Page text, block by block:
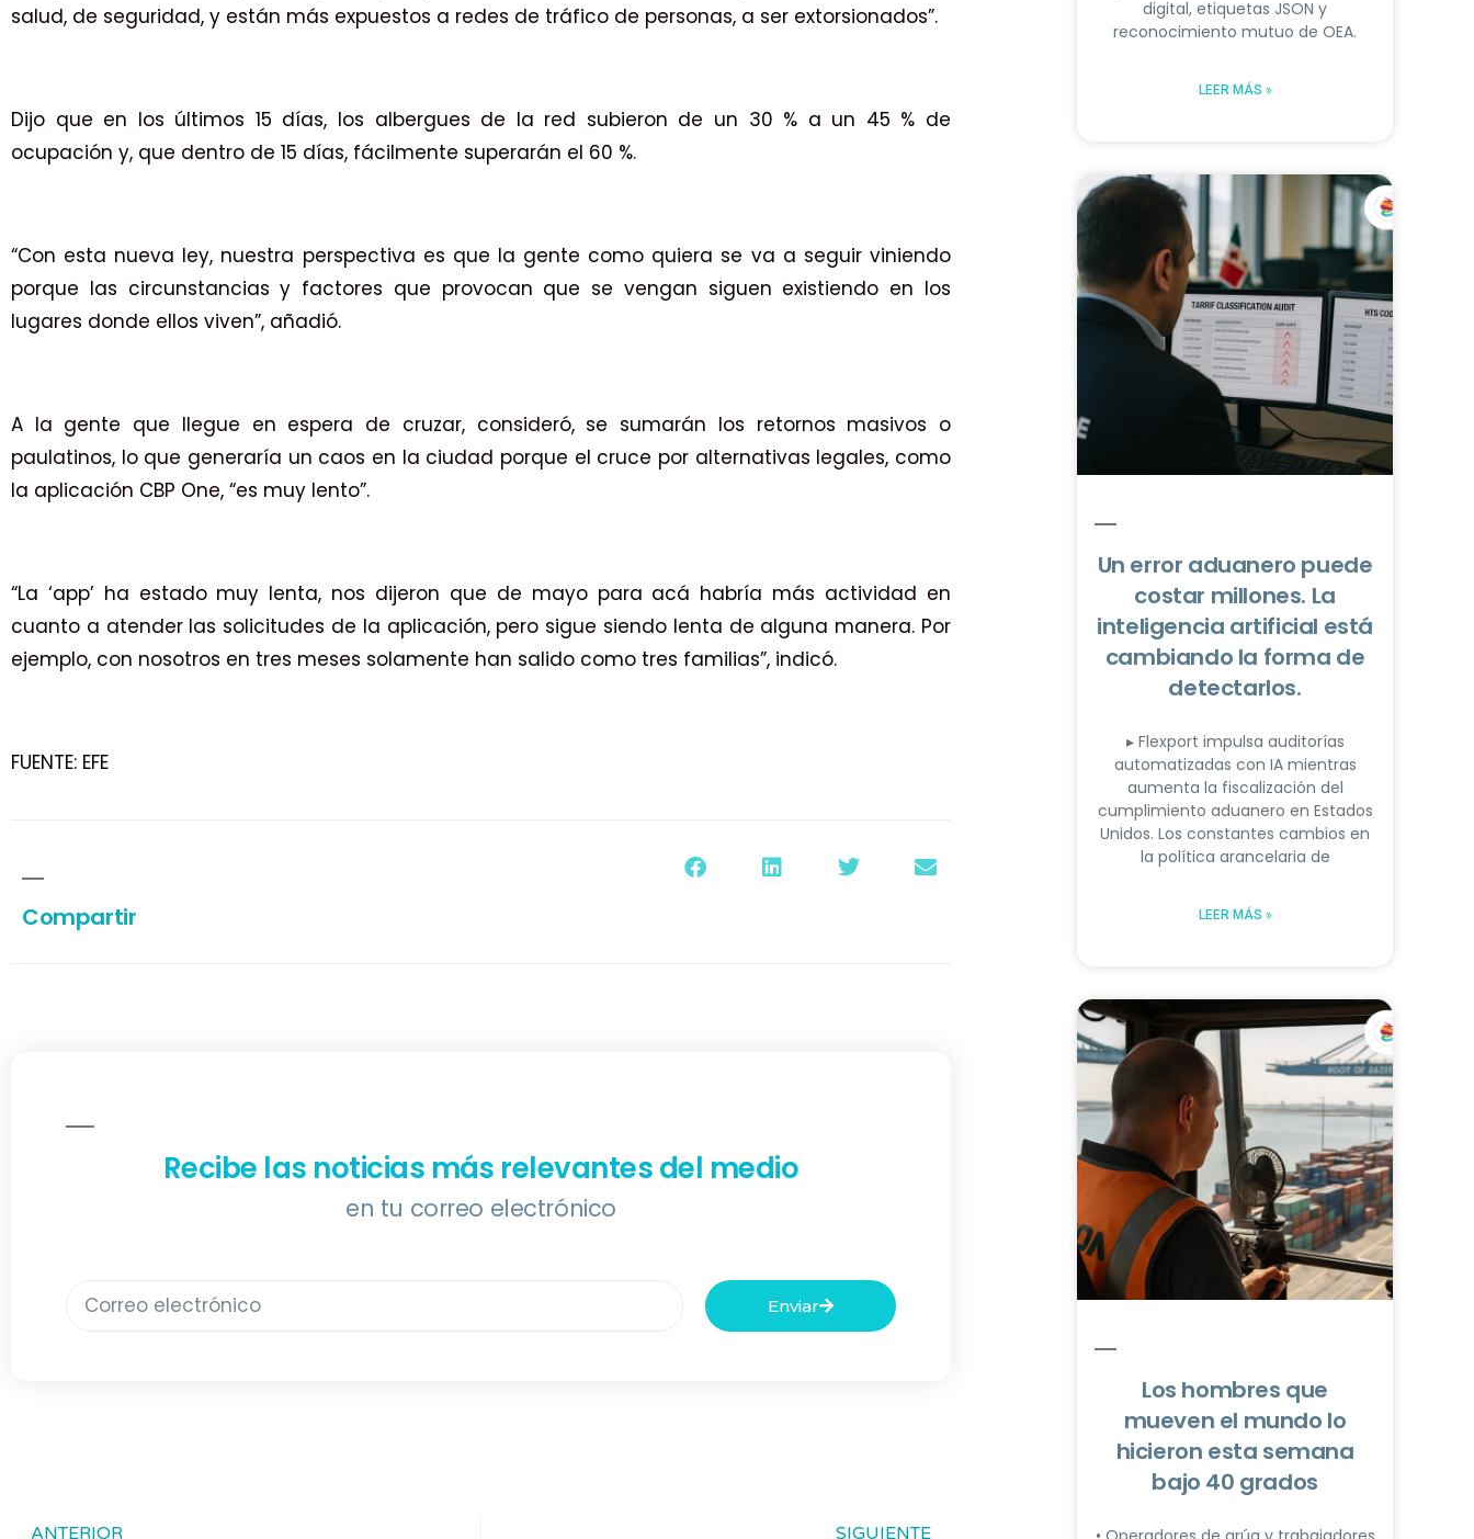
salud, de seguridad, y están más expuestos a redes de tráfico de personas, a ser extorsionados”.
Dijo que en los últimos 15 días, los albergues de la red subieron de un 30 % a un 45 % de
ocupación y, que dentro de 15 días, fácilmente superarán el 60 %.
“Con esta nueva ley, nuestra perspectiva es que la gente como quiera se va a seguir viniendo
porque las circunstancias y factores que provocan que se vengan siguen existiendo en los
lugares donde ellos viven”, añadió.
A la gente que llegue en espera de cruzar, consideró, se sumarán los retornos masivos o
paulatinos, lo que generaría un caos en la ciudad porque el cruce por alternativas legales, como
la aplicación CBP One, “es muy lento”.
“La ‘app’ ha estado muy lenta, nos dijeron que de mayo para acá habría más actividad en
cuanto a atender las solicitudes de la aplicación, pero sigue siendo lenta de alguna manera. Por
ejemplo, con nosotros en tres meses solamente han salido como tres familias”, indicó.
FUENTE: EFE
Compartir
Recibe las noticias más relevantes del medio
en tu correo electrónico
Enviar
ANTERIOR SIGUIENTE
digital, etiquetas JSON y
reconocimiento mutuo de OEA.
LEER MÁS »
Un error aduanero puede
costar millones. La
inteligencia artificial está
cambiando la forma de
detectarlos.
▸ Flexport impulsa auditorías
automatizadas con IA mientras
aumenta la fiscalización del
cumplimiento aduanero en Estados
Unidos. Los constantes cambios en
la política arancelaria de
LEER MÁS »
Los hombres que
mueven el mundo lo
hicieron esta semana
bajo 40 grados